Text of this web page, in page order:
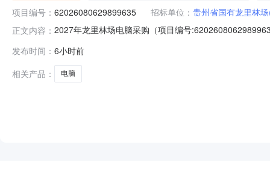
项目编号： 62026080629899635 招标单位： 贵州省国有龙里林
正文内容： 2027年龙里林场电脑采购（项目编号
2026-08-0718:00二、采购单位信息采购单位名称：贵州
发布时间： 6小时前
相关产品：
电脑